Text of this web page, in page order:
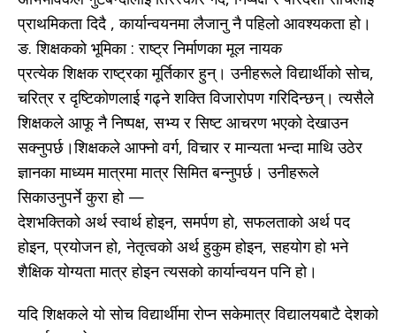
प्राथमिकता दिदै , कार्यान्वयनमा लैजानु नै पहिलो आवश्यकता हो।
ङ. शिक्षकको भूमिका : राष्ट्र निर्माणका मूल नायक
प्रत्येक शिक्षक राष्ट्रका मूर्तिकार हुन्। उनीहरूले विद्यार्थीको सोच,
चरित्र र दृष्टिकोणलाई गढ्ने शक्ति विजारोपण गरिदिन्छन्। त्यसैले
शिक्षकले आफू नै निष्पक्ष, सभ्य र सिष्ट आचरण भएको देखाउन
सक्नुपर्छ।शिक्षकले आफ्नो वर्ग, विचार र मान्यता भन्दा माथि उठेर
ज्ञानका माध्यम मात्रमा मात्र सिमित बन्नुपर्छ। उनीहरूले
सिकाउनुपर्ने कुरा हो —
देशभक्तिको अर्थ स्वार्थ होइन, समर्पण हो, सफलताको अर्थ पद
होइन, प्रयोजन हो, नेतृत्वको अर्थ हुकुम होइन, सहयोग हो भने
शैक्षिक योग्यता मात्र होइन त्यसको कार्यान्वयन पनि हो।
यदि शिक्षकले यो सोच विद्यार्थीमा रोप्न सकेमात्र विद्यालयबाटै देशको